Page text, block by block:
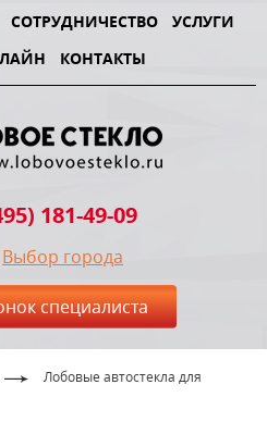
СОТРУДНИЧЕСТВО
УСЛУГИ
КОНТАКТЫ
181-49-09
Выбор города
специалиста
Лобовые автостекла для